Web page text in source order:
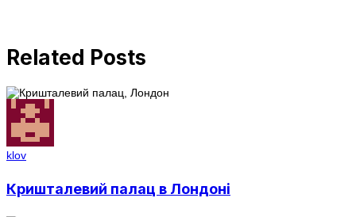
Related Posts
klov
Кришталевий палац в Лондоні